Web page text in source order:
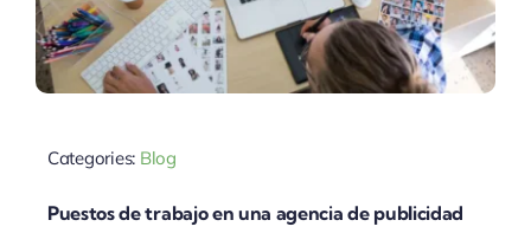
Categories: Blog
Puestos de trabajo en una agencia de publicidad